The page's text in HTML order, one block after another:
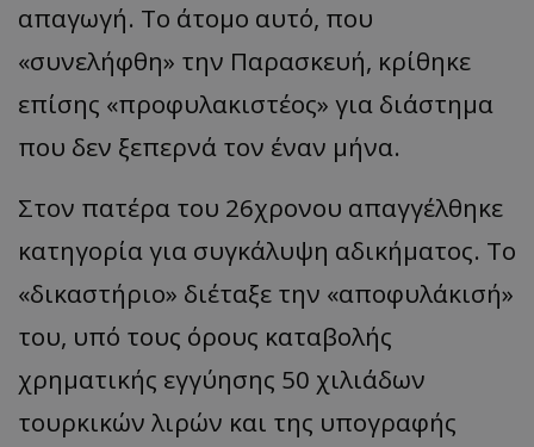
απαγωγή. Το άτομο αυτό, που
«συνελήφθη» την Παρασκευή, κρίθηκε
επίσης «προφυλακιστέος» για διάστημα
που δεν ξεπερνά τον έναν μήνα.
Στον πατέρα του 26χρονου απαγγέλθηκε
κατηγορία για συγκάλυψη αδικήματος. Το
«δικαστήριο» διέταξε την «αποφυλάκισή»
του, υπό τους όρους καταβολής
χρηματικής εγγύησης 50 χιλιάδων
τουρκικών λιρών και της υπογραφής